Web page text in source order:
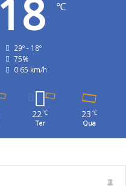
18 ℃
29º - 18º
75%
0.65 km/h
22℃
Ter
23 ℃
Qua